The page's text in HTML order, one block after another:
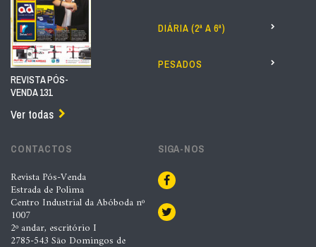
REVISTA PÓS-
VENDA 131
Ver todas
DIÁRIA (2ª A 6ª)
PESADOS
CONTACTOS
Revista Pós-Venda
Estrada de Polima
Centro Industrial da Abóboda nº
1007
2º andar, escritório I
2785-543 São Domingos de
SIGA-NOS